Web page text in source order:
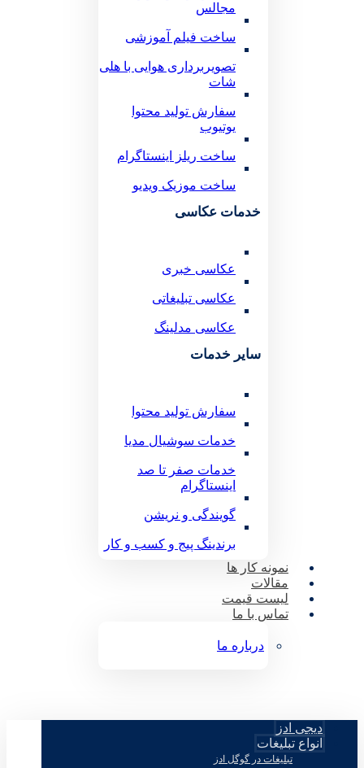
مجالس
ساخت فیلم آموزشی
تصویربرداری هوایی با هلی
شات
سفارش تولید محتوا
یوتیوب
ساخت ریلز اینستاگرام
ساخت موزیک ویدیو
خدمات عکاسی
عکاسی خبری
عکاسی تبلیغاتی
عکاسی مدلینگ
سایر خدمات
سفارش تولید محتوا
خدمات سوشیال مدیا
خدمات صفر تا صد
اینستاگرام
گویندگی و نریشن
برندینگ پیج و کسب و کار
نمونه کار ها
مقالات
لیست قیمت
تماس با ما
درباره ما
دیجی ادز
انواع تبلیغات
تبلیغات در گوگل ادز